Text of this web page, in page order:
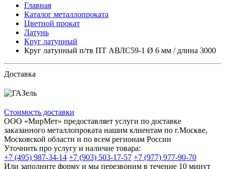
Главная
Каталог металлопроката
Цветной прокат
Латунь
Круг латунный
Круг латунный п/тв ПТ АВЛС59-1 Ø 6 мм / длина 3000
Доставка
Стоимость доставки
ООО «МирМет» предоставляет услуги по доставке
заказанного металлопроката нашим клиентам по г.Москве,
Московской области и по всем регионам России
Уточнить про услугу и наличие товара:
+7 (495) 987-34-14 +7 (903) 503-17-57 +7 (977) 977-90-70
Или заполните форму и мы перезвоним в течение 10 минут